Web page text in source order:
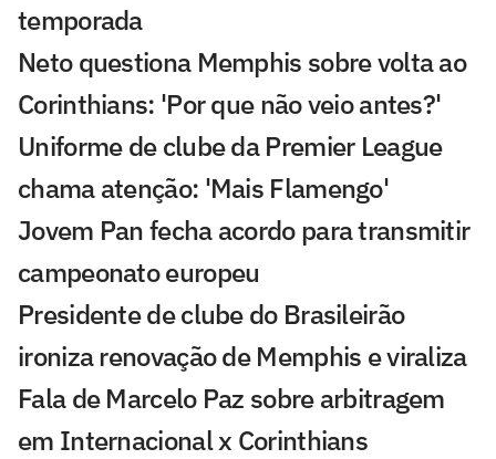
temporada
Neto questiona Memphis sobre volta ao
Corinthians: 'Por que não veio antes?'
Uniforme de clube da Premier League
chama atenção: 'Mais Flamengo'
Jovem Pan fecha acordo para transmitir
campeonato europeu
Presidente de clube do Brasileirão
ironiza renovação de Memphis e viraliza
Fala de Marcelo Paz sobre arbitragem
em Internacional x Corinthians